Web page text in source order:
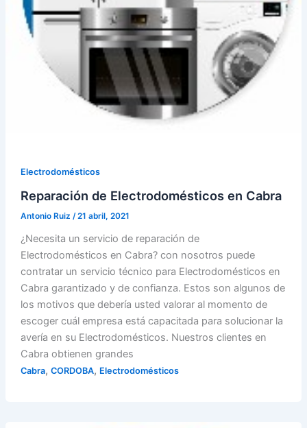
Electrodomésticos
Reparación de Electrodomésticos en Cabra
Antonio Ruiz /21 abril, 2021
¿Necesita un servicio de reparación de
Electrodomésticos en Cabra? con nosotros puede
contratar un servicio técnico para Electrodomésticos en
Cabra garantizado y de confianza. Estos son algunos de
los motivos que debería usted valorar al momento de
escoger cuál empresa está capacitada para solucionar la
avería en su Electrodomésticos. Nuestros clientes en
Cabra obtienen grandes
Cabra, CORDOBA, Electrodomésticos